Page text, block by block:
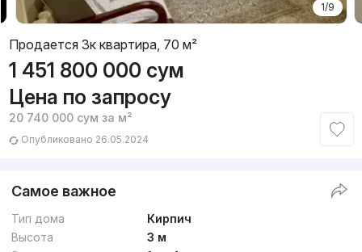
1/9
Продается 3к квартира, 70 м²
1 451 800 000 сум
Цена по запросу
20 740 000 сум за м²
Опубликовано 26.05.2024
Самое важное
Тип дома
Кирпич
Высота
3 м